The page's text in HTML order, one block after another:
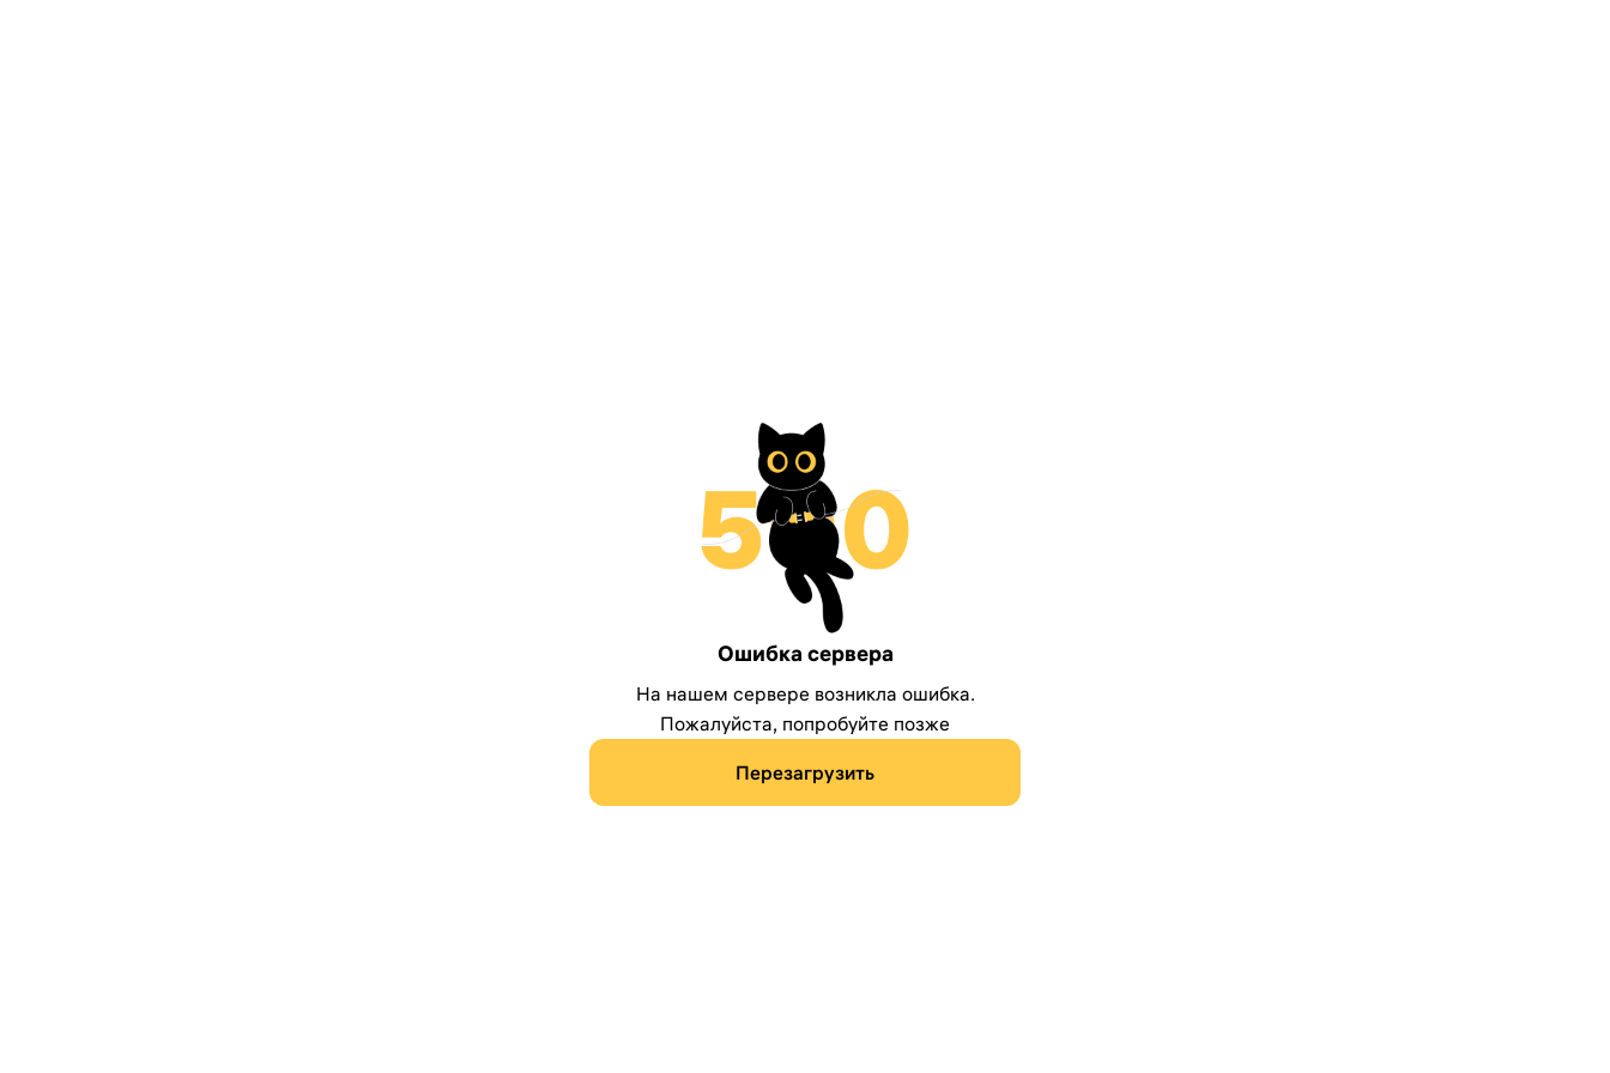
Ошибка сервера
На нашем сервере возникла ошибка.
Пожалуйста, попробуйте позже
Перезагрузить